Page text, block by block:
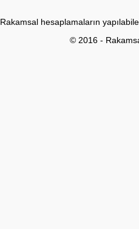
Rakamsal hesaplamaların
© 2016 -